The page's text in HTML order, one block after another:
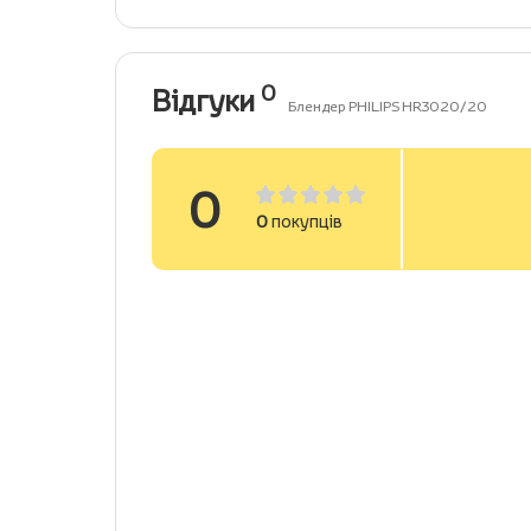
Відгуки 0 Блендер PHILIPS HR3020/20
0 0покупців